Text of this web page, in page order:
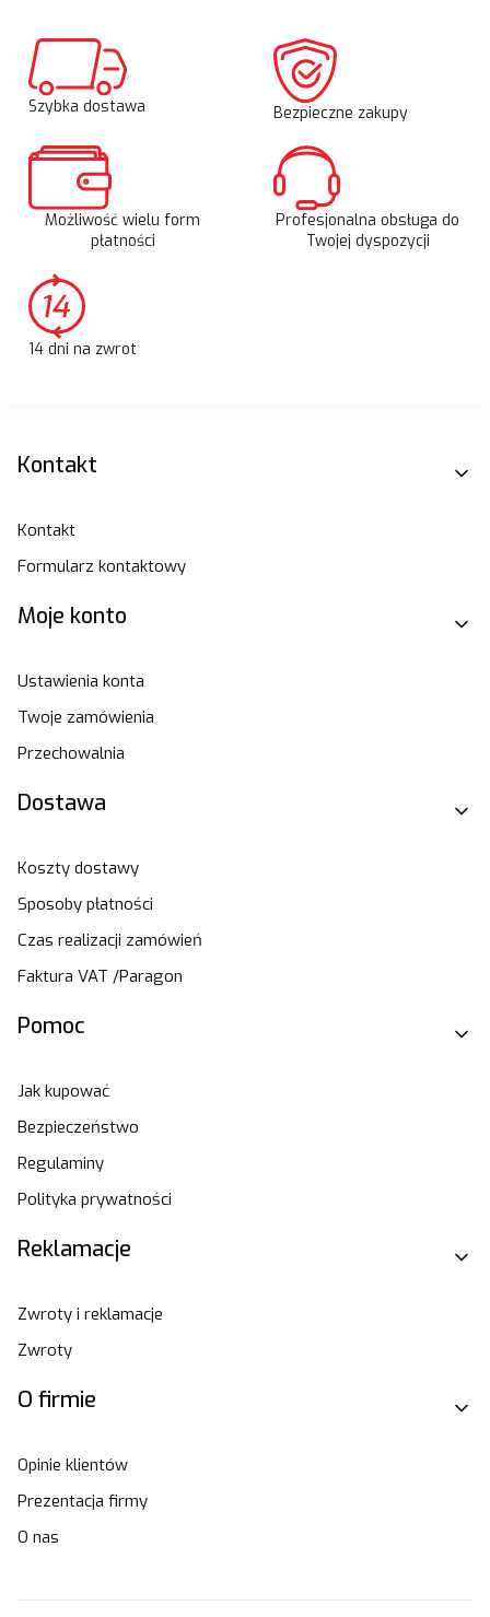
Szybka dostawa Bezpieczne zakupy
Możliwość wielu form
płatności
Profesjonalna obsługa do
Twojej dyspozycji
14 dni na zwrot
Linki w stopce
Kontakt
Kontakt
Formularz kontaktowy
Moje konto
Ustawienia konta
Twoje zamówienia
Przechowalnia
Dostawa
Koszty dostawy
Sposoby płatności
Czas realizacji zamówień
Faktura VAT /Paragon
Pomoc
Jak kupować
Bezpieczeństwo
Regulaminy
Polityka prywatności
Reklamacje
Zwroty i reklamacje
Zwroty
O firmie
Opinie klientów
Prezentacja firmy
O nas